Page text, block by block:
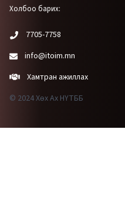
Холбоо барих:
7705-7758
info@itoim.mn
Хамтран ажиллах
© 2024 Хөх Ах НҮТББ